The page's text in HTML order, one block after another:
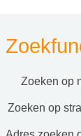
zoeken op
zoeken op